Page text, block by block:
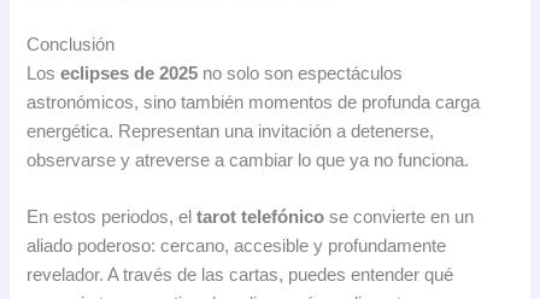
Conclusión
Loseclipses de 2025 no solo son espectáculos
astronómicos, sino también momentos de profunda carga
energética. Representan una invitación a detenerse,
observarse y atreverse a cambiar lo que ya no funciona.
En estos periodos, eltarot telefónico se convierte en un
aliado poderoso: cercano, accesible y profundamente
revelador. A través de las cartas, puedes entender qué